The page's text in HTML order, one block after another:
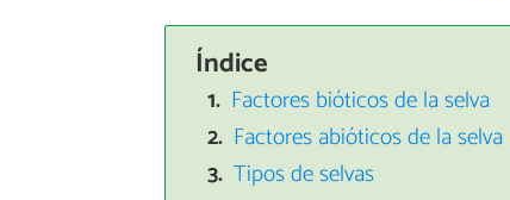
Índice
Factores bióticos de la selva
Factores abióticos de la selva
Tipos de selvas